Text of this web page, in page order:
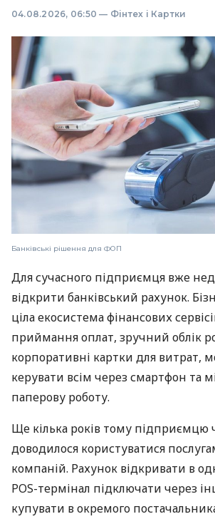
04.08.2026, 06:50 — Фінтех і Картки
Банківські рішення для ФОП
Для сучасного підприємця вже
відкрити банківський рахунок.
ціла екосистема фінансових
приймання оплат, зручний облік
корпоративні картки для витрат,
керувати всім через смартфон та
паперову роботу.
Ще кілька років тому підприємцю
доводилося користуватися
компаній. Рахунок відкривати в
POS-термінал підключати через
купувати в окремого